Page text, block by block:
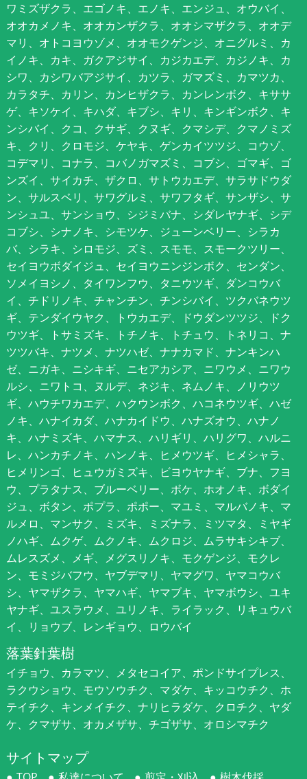
ワミズザクラ、エゴノキ、エノキ、エンジュ、オウバイ、
オオカメノキ、オオカンザクラ、オオシマザクラ、オオデ
マリ、オトコヨウゾメ、オオモクゲンジ、オニグルミ、カ
イノキ、カキ、ガクアジサイ、カジカエデ、カジノキ、カ
シワ、カシワバアジサイ、カツラ、ガマズミ、カマツカ、
カラタチ、カリン、カンヒザクラ、カンレンボク、キササ
ゲ、キソケイ、キハダ、キブシ、キリ、キンギンボク、キ
ンシバイ、クコ、クサギ、クヌギ、クマシデ、クマノミズ
キ、クリ、クロモジ、ケヤキ、ゲンカイツツジ、コウゾ、
コデマリ、コナラ、コバノガマズミ、コブシ、ゴマギ、ゴ
ンズイ、サイカチ、ザクロ、サトウカエデ、サラサドウダ
ン、サルスベリ、サワグルミ、サワフタギ、サンザシ、サ
ンシュユ、サンショウ、シジミバナ、シダレヤナギ、シデ
コブシ、シナノキ、シモツケ、ジューンベリー、シラカ
バ、シラキ、シロモジ、ズミ、スモモ、スモークツリー、
セイヨウボダイジュ、セイヨウニンジンボク、センダン、
ソメイヨシノ、タイワンフウ、タニウツギ、ダンコウバ
イ、チドリノキ、チャンチン、チンシバイ、ツクバネウツ
ギ、テンダイウヤク、トウカエデ、ドウダンツツジ、ドク
ウツギ、トサミズキ、トチノキ、トチュウ、トネリコ、ナ
ツツバキ、ナツメ、ナツハゼ、ナナカマド、ナンキンハ
ゼ、ニガキ、ニシキギ、ニセアカシア、ニワウメ、ニワウ
ルシ、ニワトコ、ヌルデ、ネジキ、ネムノキ、ノリウツ
ギ、ハウチワカエデ、ハクウンボク、ハコネウツギ、ハゼ
ノキ、ハナイカダ、ハナカイドウ、ハナズオウ、ハナノ
キ、ハナミズキ、ハマナス、ハリギリ、ハリグワ、ハルニ
レ、ハンカチノキ、ハンノキ、ヒメウツギ、ヒメシャラ、
ヒメリンゴ、ヒュウガミズキ、ビヨウヤナギ、ブナ、フヨ
ウ、プラタナス、ブルーベリー、ボケ、ホオノキ、ボダイ
ジュ、ボタン、ポプラ、ポポー、マユミ、マルバノキ、マ
ルメロ、マンサク、ミズキ、ミズナラ、ミツマタ、ミヤギ
ノハギ、ムクゲ、ムクノキ、ムクロジ、ムラサキシキブ、
ムレスズメ、メギ、メグスリノキ、モクゲンジ、モクレ
ン、モミジバフウ、ヤブデマリ、ヤマグワ、ヤマコウバ
シ、ヤマザクラ、ヤマハギ、ヤマブキ、ヤマボウシ、ユキ
ヤナギ、ユスラウメ、ユリノキ、ライラック、リキュウバ
イ、リョウブ、レンギョウ、ロウバイ
落葉針葉樹
イチョウ、カラマツ、メタセコイア、ポンドサイプレス、
ラクウショウ、モウソウチク、マダケ、キッコウチク、ホ
テイチク、キンメイチク、ナリヒラダケ、クロチク、ヤダ
ケ、クマザサ、オカメザサ、チゴザサ、オロシマチク
サイトマップ